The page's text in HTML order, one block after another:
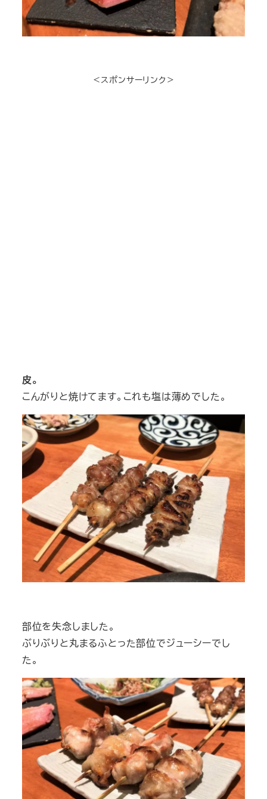
＜スポンサーリンク＞
皮。
こんがりと焼けてます。これも塩は薄めでした。
部位を失念しました。
ぶりぶりと丸まるふとった部位でジューシーでし
た。